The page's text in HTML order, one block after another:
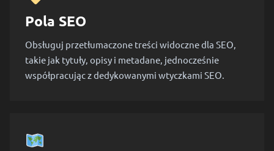
Pola SEO
Obsługuj przetłumaczone treści widoczne dla SEO,
takie jak tytuły, opisy i metadane, jednocześnie
współpracując z dedykowanymi wtyczkami SEO.